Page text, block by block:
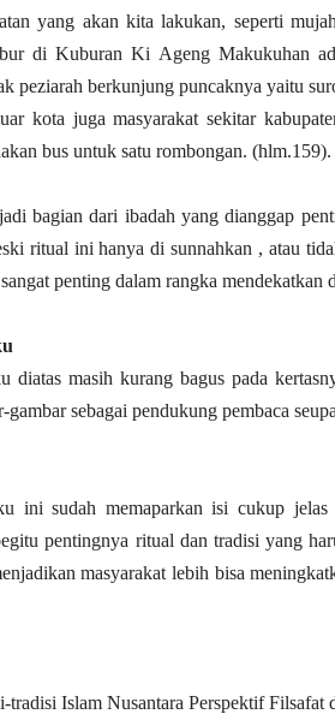
yang akan kita lakukan, seperti
di Kuburan Ki Ageng Makukuhan
peziarah berkunjung puncaknya yaitu
kota juga masyarakat sekitar
bus untuk satu rombongan. (hlm.159).
bagian dari ibadah yang dianggap
ritual ini hanya di sunnahkan , atau
penting dalam rangka
diatas masih kurang bagus pada
gambar sebagai pendukung pembaca
ini sudah memaparkan isi cukup
pentingnya ritual dan tradisi yang
masyarakat lebih bisa
tradisi Islam Nusantara Perspektif Filsafat